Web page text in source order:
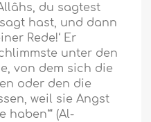
du sagtest
hast, und dann
Rede!‘ Er
unter den
von dem sich die
oder den die
weil sie Angst
(Al-